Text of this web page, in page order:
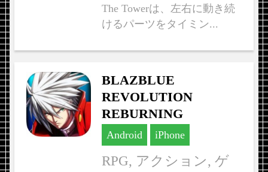
The Towerは、左右に動き続
けるパーツをタイミン...
BLAZBLUE
REVOLUTION
REBURNING
Android iPhone
RPG, アクション, ゲ